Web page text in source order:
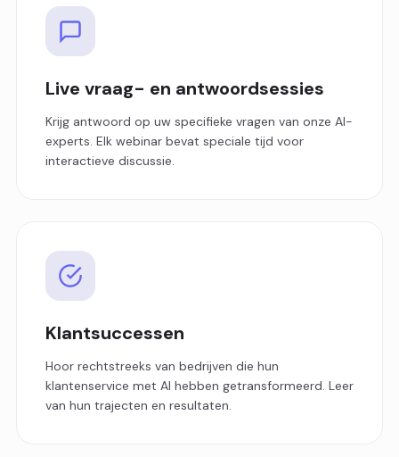
Live vraag- en antwoordsessies
Krijg antwoord op uw specifieke vragen van onze AI-
experts. Elk webinar bevat speciale tijd voor
interactieve discussie.
Klantsuccessen
Hoor rechtstreeks van bedrijven die hun
klantenservice met AI hebben getransformeerd. Leer
van hun trajecten en resultaten.